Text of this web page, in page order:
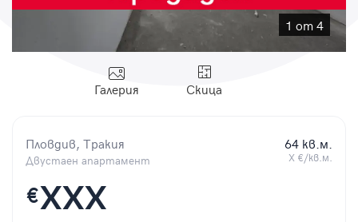
1 от 4
Галерия Скица
Пловдив, Тракия
Двустаен апартамент
64 кв.м.
X €/кв.м.
€XXX
Парола
Забравена парола